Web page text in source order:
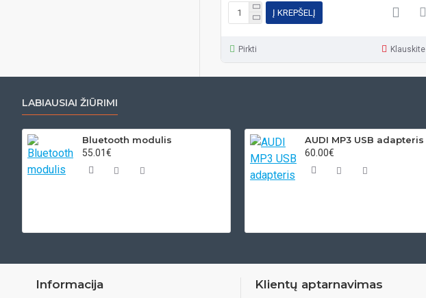
Į KREPŠELĮ
Pirkti Klauskite
LABIAUSIAI ŽIŪRIMI
Bluetooth modulis
55.01€
AUDI MP3 USB adapteris
60.00€
Informacija Klientų aptarnavimas